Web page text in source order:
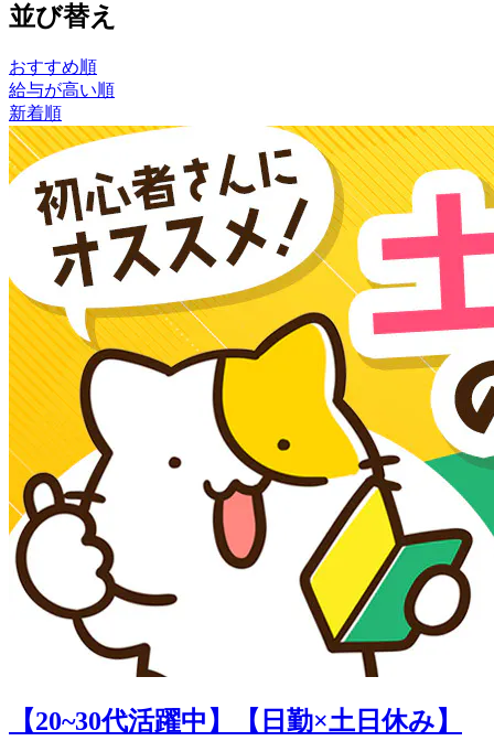
並び替え
おすすめ順
給与が高い順
新着順
【20~30代活躍中】【日勤×土日休み】